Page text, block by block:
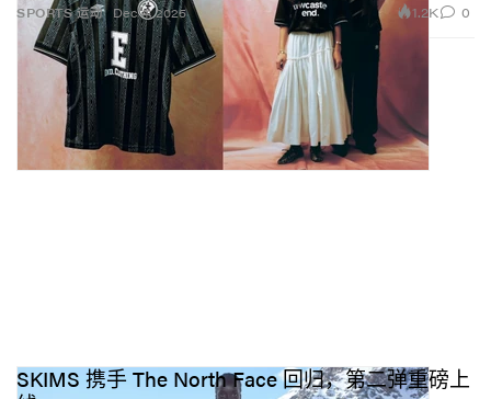
SPORTS 运动 Dec 4, 2025 1.2K 0
SKIMS 携手 The North Face 回归，第二弹重磅上